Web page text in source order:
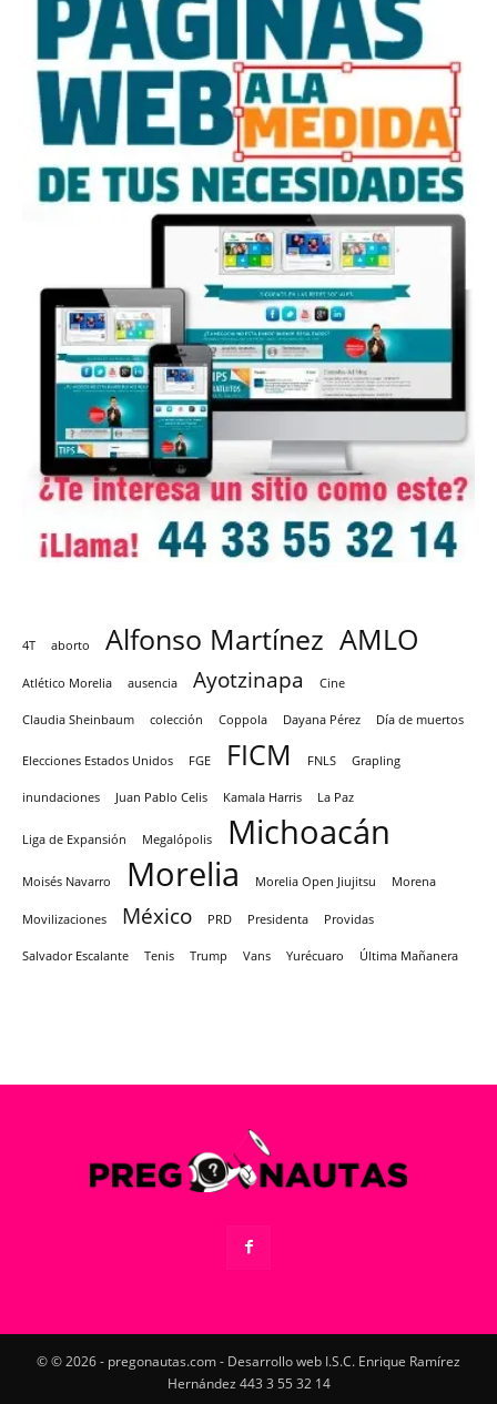
4T aborto Alfonso Martínez AMLO
Atlético Morelia ausencia Ayotzinapa Cine
Claudia Sheinbaum colección Coppola Dayana Pérez Día de muertos
Elecciones Estados Unidos FGE FICM FNLS Grapling
inundaciones Juan Pablo Celis Kamala Harris La Paz
Liga de Expansión Megalópolis Michoacán
Moisés Navarro Morelia Morelia Open Jiujitsu Morena
Movilizaciones México PRD Presidenta Providas
Salvador Escalante Tenis Trump Vans Yurécuaro Última Mañanera
© © 2026 - pregonautas.com - Desarrollo web I.S.C. Enrique Ramírez
Hernández 443 3 55 32 14